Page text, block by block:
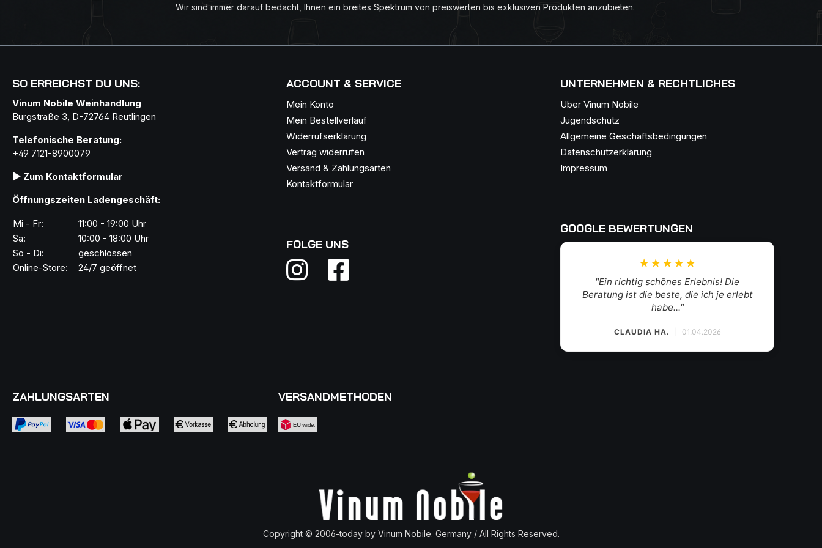
Wir sind immer darauf bedacht, Ihnen ein breites Spektrum von preiswerten bis exklusiven Produkten anzubieten.
SO ERREICHST DU UNS:
Vinum Nobile Weinhandlung
Burgstraße 3, D-72764 Reutlingen
Telefonische Beratung:
+49 7121-8900079
▶ Zum Kontaktformular
Öffnungszeiten Ladengeschäft:
Mi - Fr:
11:00 - 19:00 Uhr
Sa:
10:00 - 18:00 Uhr
So - Di:
geschlossen
Online-Store:
24/7 geöffnet
ACCOUNT & SERVICE
Mein Konto
Mein Bestellverlauf
Widerrufserklärung
Vertrag widerrufen
Versand & Zahlungsarten
Kontaktformular
FOLGE UNS
UNTERNEHMEN & RECHTLICHES
Über Vinum Nobile
Jugendschutz
Allgemeine Geschäftsbedingungen
Datenschutzerklärung
Impressum
GOOGLE BEWERTUNGEN
★★★★★
"Mein Weinhändler des Vertrauens. Der
Weinkauf zum Wohlfühlen mit herzlichem
Gesp..."
SANDRINA 19.03.2026
ZAHLUNGSARTEN VERSANDMETHODEN
Copyright © 2006-today by Vinum Nobile. Germany / All Rights Reserved.